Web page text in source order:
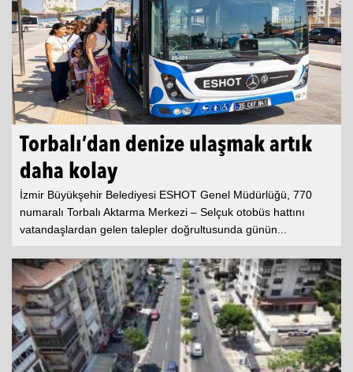
Torbalı’dan denize ulaşmak artık
daha kolay
İzmir Büyükşehir Belediyesi ESHOT Genel Müdürlüğü, 770
numaralı Torbalı Aktarma Merkezi – Selçuk otobüs hattını
vatandaşlardan gelen talepler doğrultusunda günün...